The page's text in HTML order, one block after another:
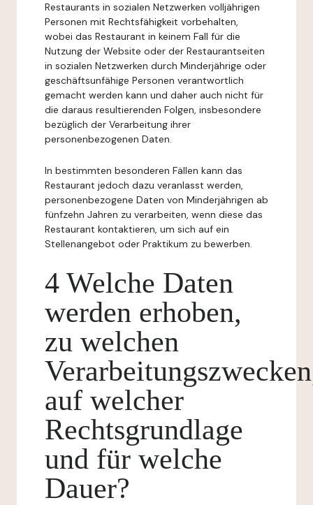
Restaurants in sozialen Netzwerken volljährigen
Personen mit Rechtsfähigkeit vorbehalten,
wobei das Restaurant in keinem Fall für die
Nutzung der Website oder der Restaurantseiten
in sozialen Netzwerken durch Minderjährige oder
geschäftsunfähige Personen verantwortlich
gemacht werden kann und daher auch nicht für
die daraus resultierenden Folgen, insbesondere
bezüglich der Verarbeitung ihrer
personenbezogenen Daten.
In bestimmten besonderen Fällen kann das
Restaurant jedoch dazu veranlasst werden,
personenbezogene Daten von Minderjährigen ab
fünfzehn Jahren zu verarbeiten, wenn diese das
Restaurant kontaktieren, um sich auf ein
Stellenangebot oder Praktikum zu bewerben.
4 Welche Daten
werden erhoben,
zu welchen
auf welcher
Rechtsgrundlage
und für welche
Dauer?